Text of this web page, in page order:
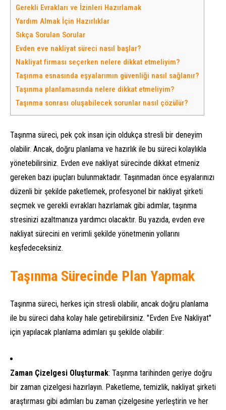
Gerekli Evrakları ve İzinleri Hazırlamak
Yardım Almak İçin Hazırlıklar
Sıkça Sorulan Sorular
Evden eve nakliyat süreci nasıl başlar?
Nakliyat firması seçerken nelere dikkat etmeliyim?
Taşınma esnasında eşyalarımın güvenliği nasıl sağlanır?
Taşınma planlamasında nelere dikkat etmeliyim?
Taşınma sonrası oluşabilecek sorunlar nasıl çözülür?
Taşınma süreci, pek çok insan için oldukça stresli bir deneyim
olabilir. Ancak, doğru planlama ve hazırlık ile bu süreci kolaylıkla
yönetebilirsiniz. Evden eve nakliyat sürecinde dikkat etmeniz
gereken bazı ipuçları bulunmaktadır. Taşınmadan önce eşyalarınızı
düzenli bir şekilde paketlemek, profesyonel bir nakliyat şirketi
seçmek ve gerekli evrakları hazırlamak gibi adımlar, taşınma
stresinizi azaltmanıza yardımcı olacaktır. Bu yazıda, evden eve
nakliyat sürecini en verimli şekilde yönetmenin yollarını
keşfedeceksiniz.
Taşınma Sürecinde Plan Yapmak
Taşınma süreci, herkes için stresli olabilir, ancak doğru planlama
ile bu süreci daha kolay hale getirebilirsiniz. "Evden Eve Nakliyat"
için yapılacak planlama adımları şu şekilde olabilir:
Zaman Çizelgesi Oluşturmak: Taşınma tarihinden geriye doğru
bir zaman çizelgesi hazırlayın. Paketleme, temizlik, nakliyat şirketi
araştırması gibi adımları bu zaman çizelgesine yerleştirin ve her